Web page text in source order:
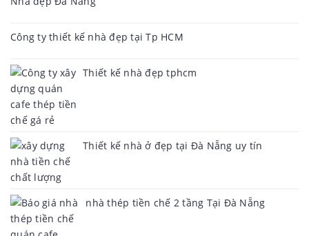
Công ty thiết kế nhà đẹp tại Tp HCM
Thiết kế nhà đẹp tphcm
Thiết kế nhà ở đẹp tại Đà Nẵng uy tín
nhà thép tiền chế 2 tầng Tại Đà Nẵng